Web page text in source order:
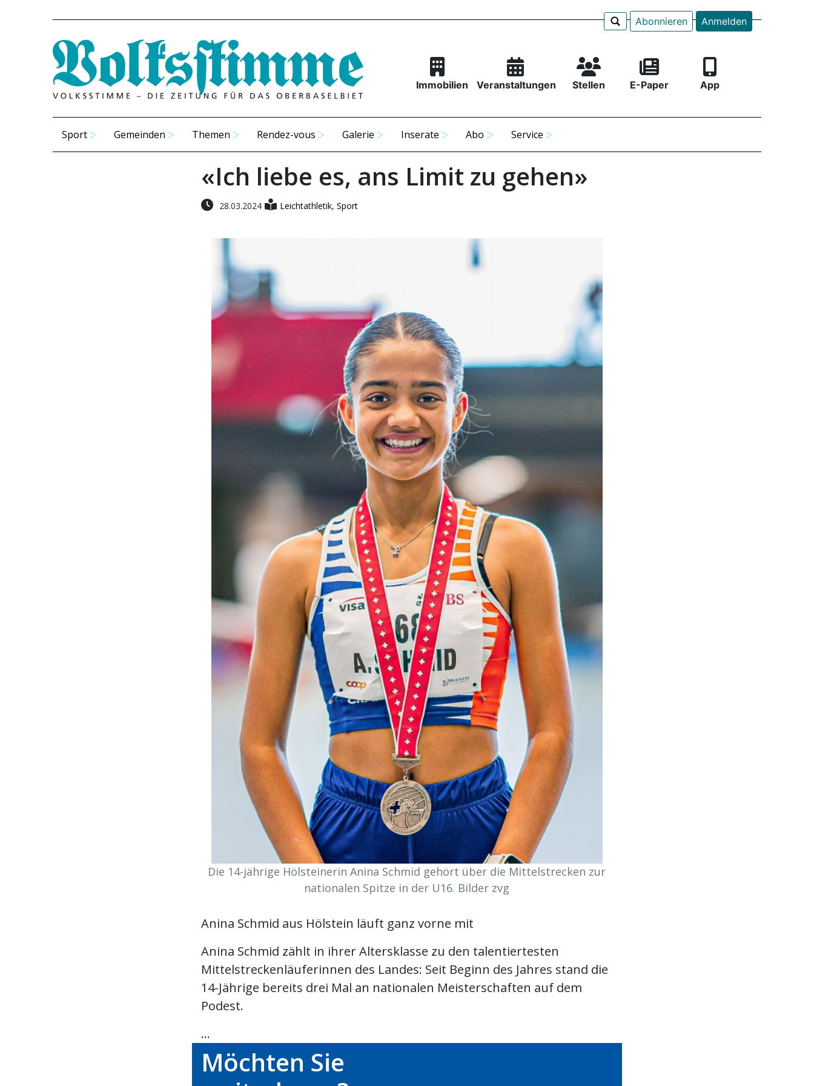
Abonnieren Anmelden
Immobilien Veranstaltungen Stellen E-Paper App
Sport Gemeinden Themen Rendez-vous Galerie Inserate Abo Service
«Ich liebe es, ans Limit zu gehen»
28.03.2024 Leichtathletik, Sport
Die 14-jährige Hölsteinerin Anina Schmid gehört über die Mittelstrecken zur
nationalen Spitze in der U16. Bilder zvg
Anina Schmid aus Hölstein läuft ganz vorne mit
Anina Schmid zählt in ihrer Altersklasse zu den talentiertesten
Mittelstreckenläuferinnen des Landes: Seit Beginn des Jahres stand die
14-Jährige bereits drei Mal an nationalen Meisterschaften auf dem
Podest.
...
Möchten Sie